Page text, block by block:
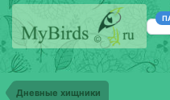
Дневные хищники